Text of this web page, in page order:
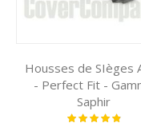
Housses de SIèges
- Perfect Fit -
Saphir
Notation: